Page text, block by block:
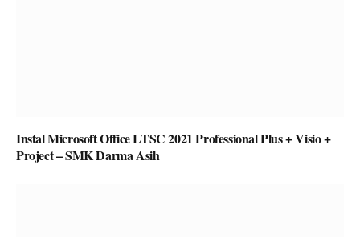
Instal Microsoft Office LTSC 2021 Professional Plus + Visio +
Project – SMK Darma Asih